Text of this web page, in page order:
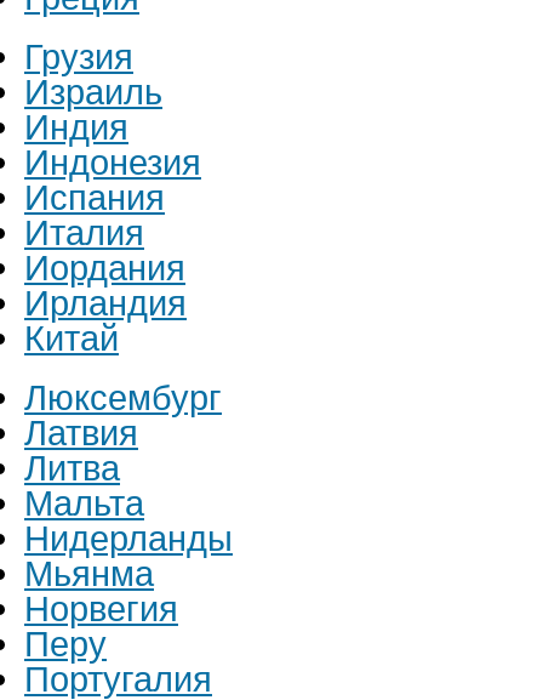
Грузия
Израиль
Индия
Индонезия
Испания
Италия
Иордания
Ирландия
Китай
Люксембург
Латвия
Литва
Мальта
Нидерланды
Мьянма
Норвегия
Перу
Португалия